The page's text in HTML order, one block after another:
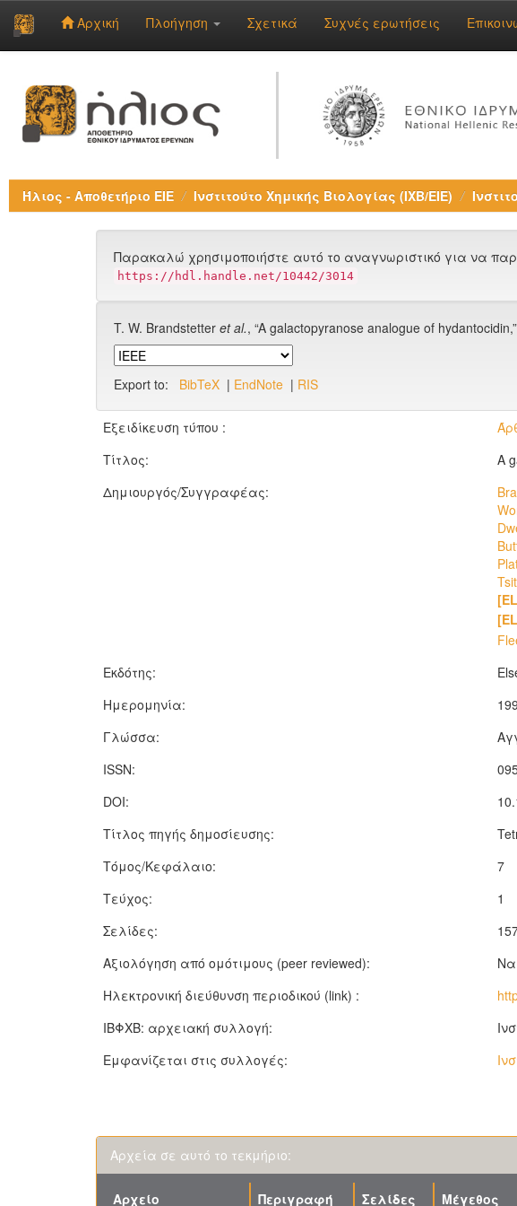
navigation
Αρχική Πλοήγηση Σχετικά Συχνές ερωτήσεις
Ήλιος - Αποθετήριο ΕΙΕ Ινστιτούτο Χημικής Βιολογίας (ΙΧΒ/ΕΙΕ)
Παρακαλώ χρησιμοποιήστε αυτό το αναγνωριστικό για να
https://hdl.handle.net/10442/3014
T. W. Brandstetter et al., “A galactopyranose analogue of hydantocidin,”
Export to: BibTeX | EndNote | RIS
Εξειδίκευση τύπου :
Τίτλος:
A
Δημιουργός/Συγγραφέας:
Εκδότης:
Ημερομηνία:
Γλώσσα:
ISSN:
DOI:
Τίτλος πηγής δημοσίευσης:
Τόμος/Κεφάλαιο:
7
Τεύχος:
1
Σελίδες:
Αξιολόγηση από ομότιμους (peer reviewed):
Ηλεκτρονική διεύθυνση περιοδικού (link) :
ΙΒΦΧΒ: αρχειακή συλλογή:
Εμφανίζεται στις συλλογές:
Αρχεία σε αυτό το τεκμήριο:
Αρχείο Περιγραφή Σελίδες Μέγεθος